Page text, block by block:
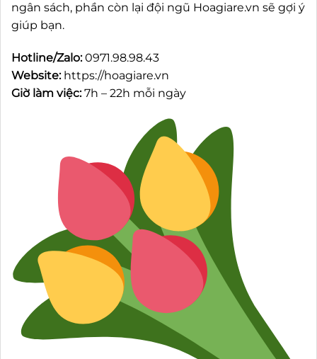
ngân sách, phần còn lại đội ngũ Hoagiare.vn sẽ gợi ý
giúp bạn.
Hotline/Zalo:0971.98.98.43
Website: https://hoagiare.vn
Giờ làm việc:7h – 22h mỗi ngày